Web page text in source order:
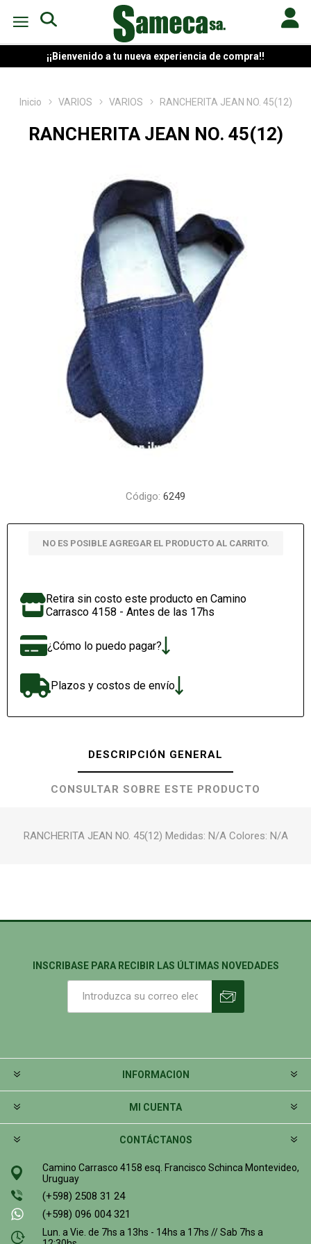
¡¡Bienvenido a tu nueva experiencia de compra!!
Inicio VARIOS VARIOS RANCHERITA JEAN NO. 45(12)
RANCHERITA JEAN NO. 45(12)
Código: 6249
NO ES POSIBLE AGREGAR EL PRODUCTO AL CARRITO.
Retira sin costo este producto en Camino
Carrasco 4158 - Antes de las 17hs
¿Cómo lo puedo pagar?
Plazos y costos de envío
DESCRIPCIÓN GENERAL
CONSULTAR SOBRE ESTE PRODUCTO
RANCHERITA JEAN NO. 45(12) Medidas: N/A Colores: N/A
INSCRIBASE PARA RECIBIR LAS ÚLTIMAS NOVEDADES
INFORMACION
MI CUENTA
CONTÁCTANOS
Camino Carrasco 4158 esq. Francisco Schinca Montevideo,
Uruguay
(+598) 2508 31 24
(+598) 096 004 321
Lun. a Vie. de 7hs a 13hs - 14hs a 17hs // Sab 7hs a